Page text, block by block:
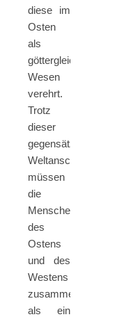
diese im
Osten
als
göttergleiche
Wesen
verehrt.
Trotz
dieser
gegensätzlichen
Weltanschauungen
müssen
die
Menschen
des
Ostens
und des
Westens
zusammenarbeiten,
als ein